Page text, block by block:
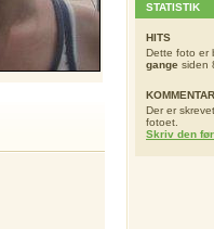
STATISTIK
HITS
Dette foto er
gange siden
KOMMENTAR
Der er skrevet
fotoet.
Skriv den